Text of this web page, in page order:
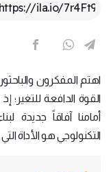
اهتم المفكرون
القوة الدافعة
أمامنا آفاقاً جديدة
التكنولوجي هو الأداة